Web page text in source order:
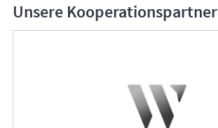
Unsere Kooperationspartner